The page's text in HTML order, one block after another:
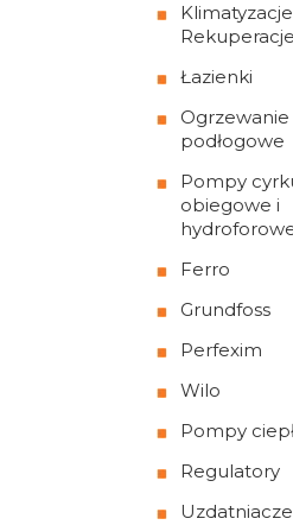
Rekuperacje
Łazienki
Ogrzewanie
podłogowe
Pompy
obiegowe i
Ferro
Grundfoss
Perfexim
Wilo
Pompy
Regulatory